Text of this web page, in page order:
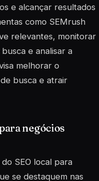
e alcançar resultados
como SEMrush
relevantes, monitorar
e analisar a
melhorar o
busca e atrair
negócios
SEO local para
se destaquem nas